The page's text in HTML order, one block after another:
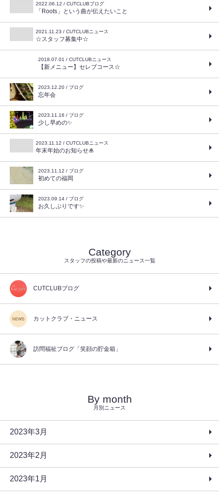
2022.06.12 / CUTCLUBブログ
「Roots」という曲が伝えたいこと
2021.11.23 / CUTCLUBニュース
☆スタッフ募集中☆
2018.07.01 / CUTCLUBニュース
【新メニュー】セレブコース☆
2023.12.20 / ブログ
忘年会
2023.11.16 / ブログ
少し早めの✨
2023.11.12 / CUTCLUBニュース
年末年始のお知らせ🎍
2023.11.12 / ブログ
初めての福岡
2023.09.14 / ブログ
お久しぶりです✨
Category
スタッフの投稿や最新のニュース一覧
CUTCLUBブログ
カットクラブ・ニュース
訪問福祉ブログ「笑顔の貯金箱」
By month
月別ニュース
2023年3月
2023年2月
2023年1月